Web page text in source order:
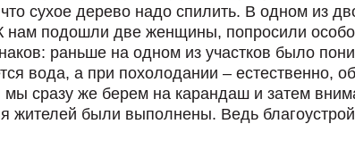
сухое дерево надо спилить. В одном из
нам подошли две женщины, попросили
раньше на одном из участков было
вода, а при похолодании – естественно,
мы сразу же берем на карандаш и затем
жителей были выполнены. Ведь